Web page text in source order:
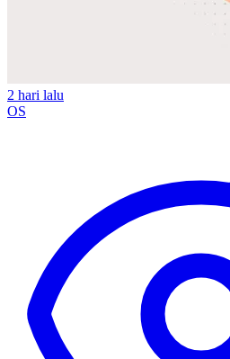
2 hari lalu
OS